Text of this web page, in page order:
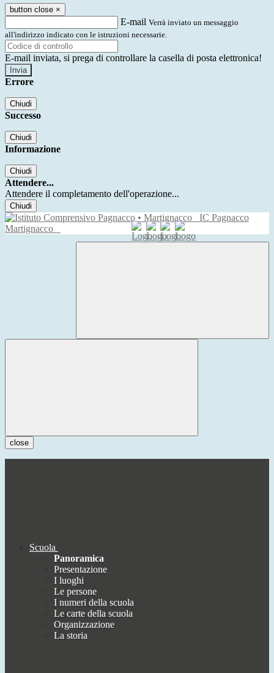
button close ×
E-mail Verrà inviato un messaggio
all'indirizzo indicato con le istruzioni necessarie.
E-mail inviata, si prega di controllare la casella di posta elettronica!
Errore
Chiudi
Successo
Chiudi
Informazione
Chiudi
Attendere...
Attendere il completamento dell'operazione...
Chiudi
IC Pagnacco
Martignacco
close
Scuola
Panoramica
Presentazione
I luoghi
Le persone
I numeri della scuola
Le carte della scuola
Organizzazione
La storia